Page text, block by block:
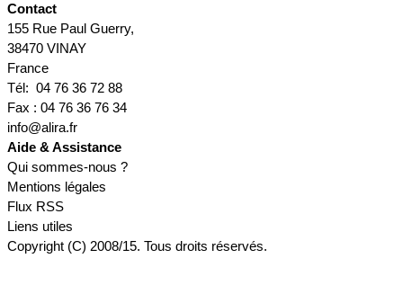
Contact
155 Rue Paul Guerry,
38470 VINAY
France
Tél: 04 76 36 72 88
Fax : 04 76 36 76 34
info@alira.fr
Aide & Assistance
Qui sommes-nous ?
Mentions légales
Flux RSS
Liens utiles
Copyright (C) 2008/15. Tous droits réservés.